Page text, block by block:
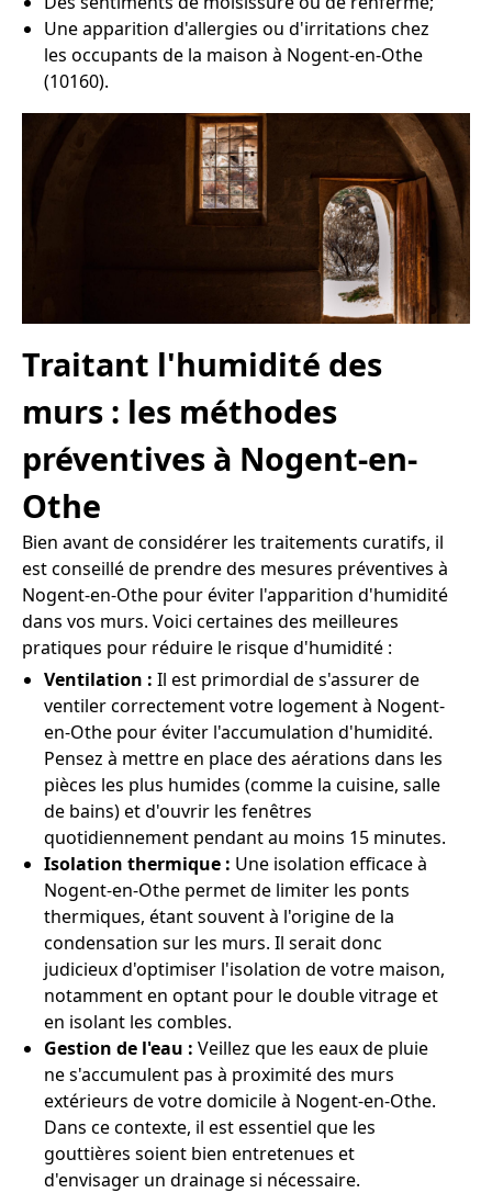
Une apparition d'allergies ou d'irritations chez
les occupants de la maison à Nogent-en-Othe
(10160).
Traitant l'humidité des
murs : les méthodes
préventives à Nogent-en-
Othe
Bien avant de considérer les traitements curatifs, il
est conseillé de prendre des mesures préventives à
Nogent-en-Othe pour éviter l'apparition d'humidité
dans vos murs. Voici certaines des meilleures
pratiques pour réduire le risque d'humidité :
Ventilation : Il est primordial de s'assurer de
ventiler correctement votre logement à Nogent-
en-Othe pour éviter l'accumulation d'humidité.
Pensez à mettre en place des aérations dans les
pièces les plus humides (comme la cuisine, salle
de bains) et d'ouvrir les fenêtres
quotidiennement pendant au moins 15 minutes.
Isolation thermique : Une isolation efficace à
Nogent-en-Othe permet de limiter les ponts
thermiques, étant souvent à l'origine de la
condensation sur les murs. Il serait donc
judicieux d'optimiser l'isolation de votre maison,
notamment en optant pour le double vitrage et
en isolant les combles.
Gestion de l'eau : Veillez que les eaux de pluie
ne s'accumulent pas à proximité des murs
extérieurs de votre domicile à Nogent-en-Othe.
Dans ce contexte, il est essentiel que les
gouttières soient bien entretenues et
d'envisager un drainage si nécessaire.